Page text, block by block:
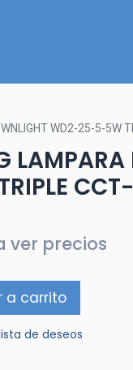
WD2-25-5-5W
ver precios
a carrito
de deseos